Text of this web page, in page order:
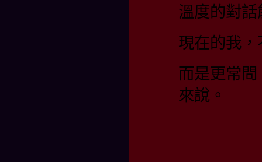
溫度的對話
現在的我
而是更常
來說。